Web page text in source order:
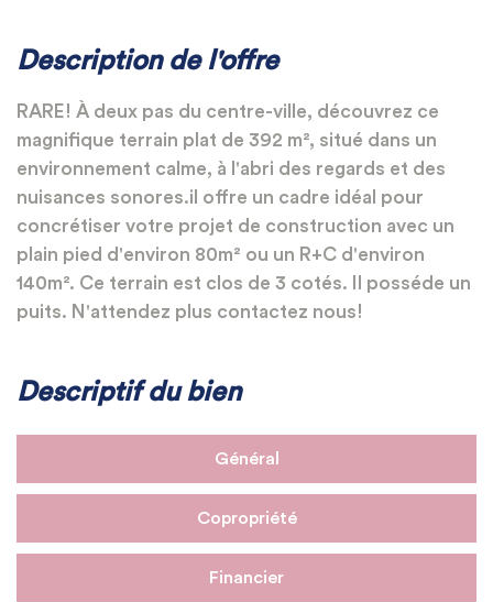
Description de l'offre
RARE! À deux pas du centre-ville, découvrez ce
magnifique terrain plat de 392 m², situé dans un
environnement calme, à l'abri des regards et des
nuisances sonores.il offre un cadre idéal pour
concrétiser votre projet de construction avec un
plain pied d'environ 80m² ou un R+C d'environ
140m². Ce terrain est clos de 3 cotés. Il posséde un
puits. N'attendez plus contactez nous!
Descriptif du bien
Général
Copropriété
Financier